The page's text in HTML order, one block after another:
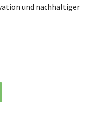
und nachhaltiger